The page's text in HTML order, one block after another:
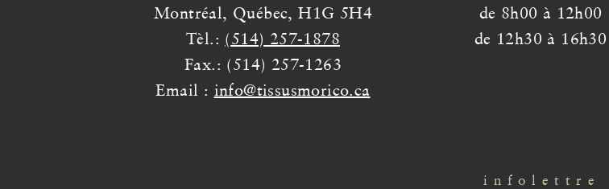
Montréal, Québec, H1G 5H4
Tèl.: (514) 257-1878
Fax.: (514) 257-1263
Email : info@tissusmorico.ca
de 8h00 à 12h00
de 12h30 à 16h30
infolettre